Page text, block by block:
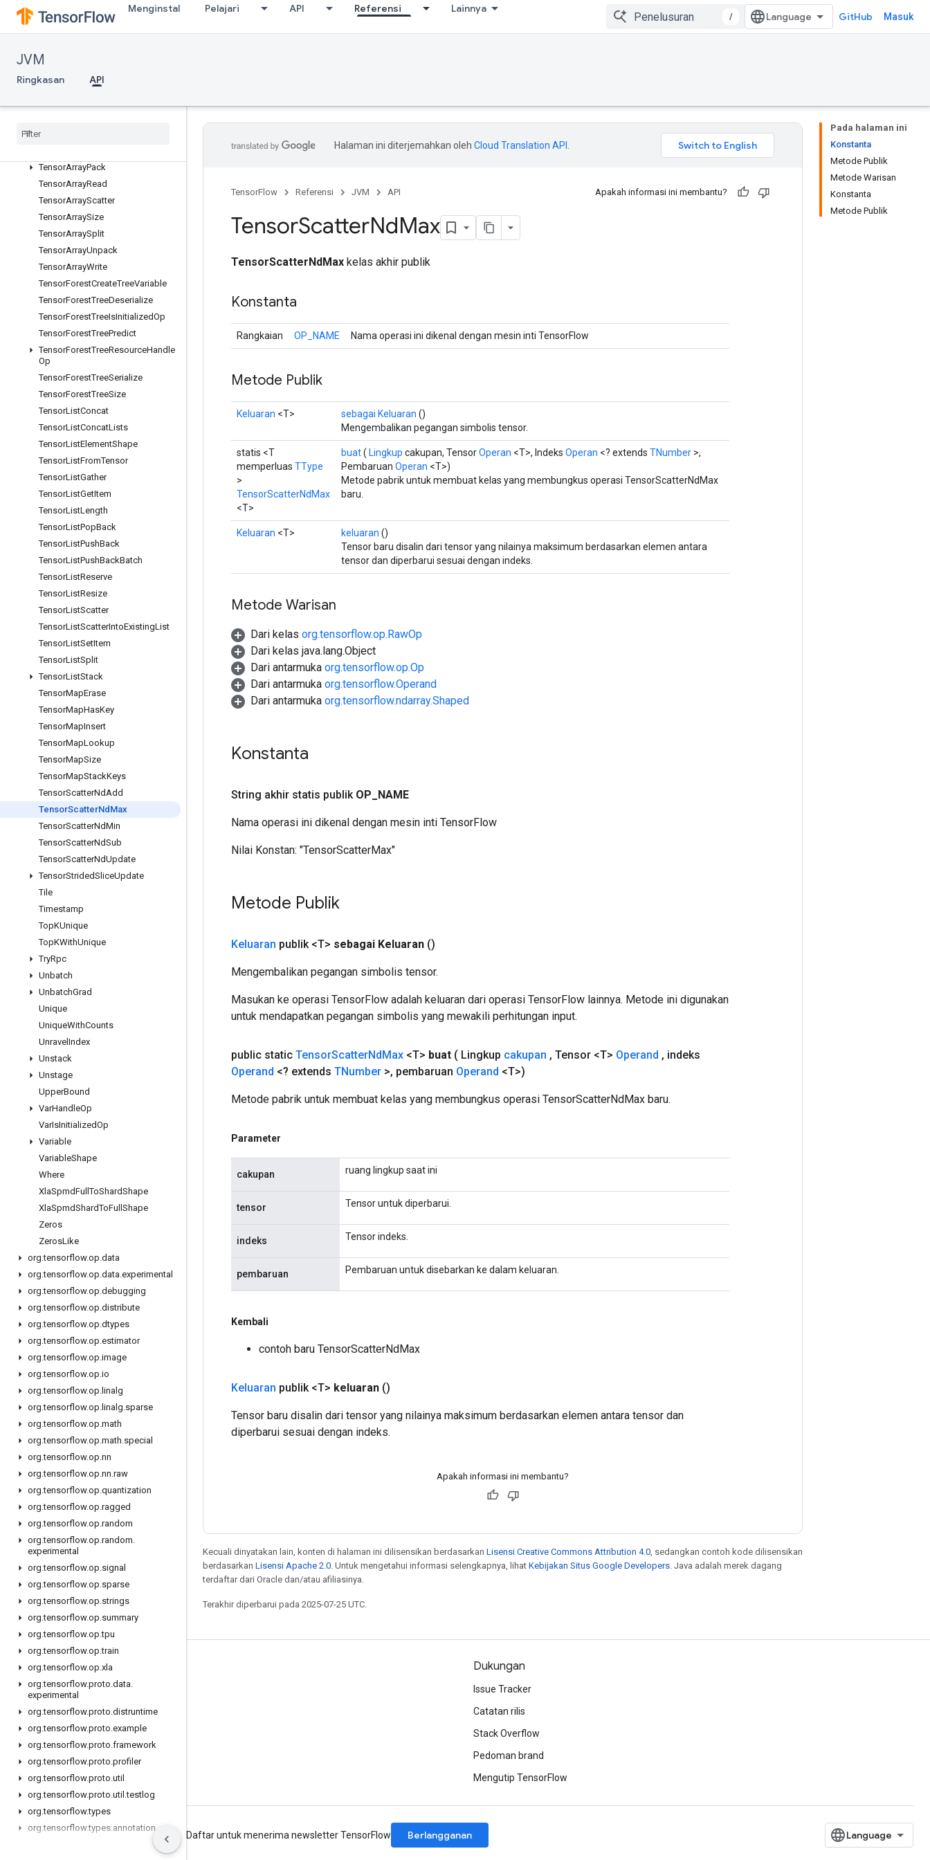
Menginstal Pelajari API Referensi Lainnya
/ GitHub Masuk
JVM
Ringkasan API
Sum
SwitchCond
TensorArray
TensorArrayClose
Tensor
TensorArrayPack
TensorArrayRead
TensorArrayScatter
TensorArraySize
TensorArraySplit
TensorArrayUnpack
TensorArrayWrite
TensorForestCreateTreeVariable
TensorForestTreeDeserialize
TensorForestTreeIsInitializedOp
TensorForestTreePredict
TensorForestTreeResourceHandle
Op
TensorForestTreeSerialize
TensorForestTreeSize
TensorListConcat
TensorListConcatLists
TensorListElementShape
TensorListFromTensor
TensorListGather
TensorListGetItem
TensorListLength
TensorListPopBack
TensorListPushBack
TensorListPushBackBatch
TensorListReserve
TensorListResize
TensorListScatter
TensorListScatterIntoExistingList
TensorListSetItem
TensorListSplit
TensorListStack
TensorMapErase
TensorMapHasKey
TensorMapInsert
TensorMapLookup
TensorMapSize
TensorMapStackKeys
TensorScatterNdAdd
TensorScatterNd Max
TensorScatterNdMin
TensorScatterNdSub
TensorScatterNdUpdate
TensorStridedSliceUpdate
Tile
Timestamp
TopKUnique
TopKWithUnique
TryRpc
Unbatch
UnbatchGrad
Unique
UniqueWithCounts
Unravel Index
Unstack
Unstage
UpperBound
VarHandleOp
VarIsInitializedOp
Variable
VariableShape
Where
XlaSpmdFullToShardShape
XlaSpmdShardToFull Shape
Zeros
ZerosLike
org.tensorflow.op.data
org.tensorflow.op.data.experimental
org.tensorflow.op.debugging
org.tensorflow.op.distribute
org.tensorflow.op.dtypes
org.tensorflow.op.estimator
org.tensorflow.op.image
org.tensorflow.op.io
org.tensorflow.op. linalg
org.tensorflow.op. linalg.sparse
org.tensorflow.op.math
org.tensorflow.op.math.special
org.tensorflow.op.nn
org.tensorflow.op.nn.raw
org.tensorflow.op.quantization
org.tensorflow.op.ragged
org.tensorflow.op.random
org.tensorflow.op.random.
experimental
org.tensorflow.op.signal
org.tensorflow.op.sparse
org.tensorflow.op.strings
org.tensorflow.op.summary
org.tensorflow.op.tpu
org.tensorflow.op.train
org.tensorflow.op.xla
org.tensorflow.proto.data.
experimental
org.tensorflow.proto.distruntime
org.tensorflow.proto.example
org.tensorflow.proto.framework
org.tensorflow.proto.profiler
org.tensorflow.proto.util
org.tensorflow.proto.util .testlog
org.tensorflow.types
org.tensorflow.types.annotation
Pada halaman ini
Konstanta
Metode Publik
Metode Warisan
Konstanta
Metode Publik
Halaman ini diterjemahkan oleh Cloud Translation API
TensorFlow Referensi JVM API Apakah informasi ini membantu?
TensorScatterNdMax
TensorScatterNdMax kelas akhir publik
Konstanta
Rangkaian OP_NAME Nama operasi ini dikenal dengan mesin inti TensorFlow
Metode Publik
Keluaran <T> sebagai Keluaran ()
Mengembalikan pegangan simbolis tensor.
statis <T
memperluas TType
>
TensorScatterNdMax
<T>
buat( Lingkup cakupan, TensorOperan <T>, Indeks Operan <? extends TNumber >,
Pembaruan Operan <T>)
Metode pabrik untuk membuat kelas yang membungkus operasi TensorScatterNdMax
baru.
Keluaran <T> keluaran ()
Tensor baru disalin dari tensor yang nilainya maksimum berdasarkan elemen antara
tensor dan diperbarui sesuai dengan indeks.
Metode Warisan
Dari kelas org.tensorflow.op.RawOp
Dari kelas java.lang.Object
Dari antarmuka org.tensorflow.op.Op
Dari antarmuka org.tensorflow.Operand
Dari antarmuka org.tensorflow.ndarray.Shaped
Konstanta
String akhir statis publik OP NAME
Nama operasi ini dikenal dengan mesin inti TensorFlow
Nilai Konstan: "TensorScatterMax"
Metode Publik
Keluaran publik <T> sebagai Keluaran ()
Mengembalikan pegangan simbolis tensor.
Masukan ke operasi TensorFlow adalah keluaran dari operasi TensorFlow lainnya. Metode ini digunakan
untuk mendapatkan pegangan simbolis yang mewakili perhitungan input.
public static TensorScatterNdMax <T> buat ( Lingkup cakupan , Tensor <T> Operand , indeks
Operand <? extends TNumber >, pembaruan Operand <T>)
Metode pabrik untuk membuat kelas yang membungkus operasi TensorScatterNdMax baru.
Parameter
cakupan ruang lingkup saat ini
tensor Tensor untuk diperbarui.
indeks Tensor indeks.
pembaruan Pembaruan untuk disebarkan ke dalam keluaran.
Kembali
contoh baru TensorScatterNdMax
Keluaran publik <T> keluaran ()
Tensor baru disalin dari tensor yang nilainya maksimum berdasarkan elemen antara tensor dan
diperbarui sesuai dengan indeks.
Apakah informasi ini membantu?
Kecuali dinyatakan lain, konten di halaman ini dilisensikan berdasarkan Lisensi Creative Commons Attribution 4.0 , sedangkan contoh kode dilisensikan
berdasarkan Lisensi Apache 2.0 . Untuk mengetahui informasi selengkapnya, lihat Kebijakan Situs Google Developers . Java adalah merek dagang
terdaftar dari Oracle dan/atau afiliasinya.
Terakhir diperbarui pada 2025-07-25 UTC.
Tetap terhubung
Blog
Forum
GitHub
YouTube
Dukungan
Issue Tracker
Catatan rilis
Stack Overflow
Pedoman brand
Mengutip TensorFlow
Persyaratan Privasi Manage cookies Daftar untuk menerima newsletter TensorFlow Berlangganan